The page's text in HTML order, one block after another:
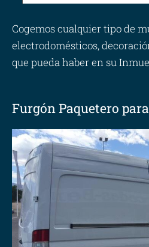
Cogemos cualquier tipo de
electrodomésticos,
que pueda haber en su
Furgón Paquetero